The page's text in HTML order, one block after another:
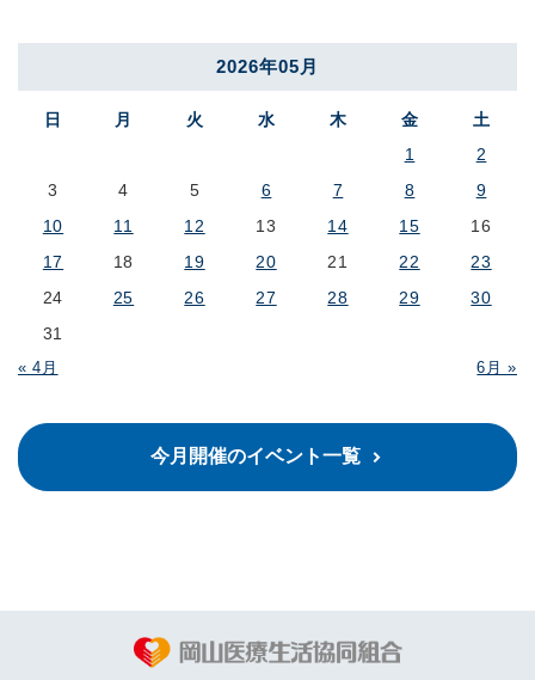
2026年05月
日 月 火 水 木 金 土
« 4月 6月 »
1
2
3
4 5 6 7 8
9
10
11 12 13 14 15
16
17
18 19 20 21 22
23
24
25 26 27 28 29
30
31
今月開催のイベント一覧